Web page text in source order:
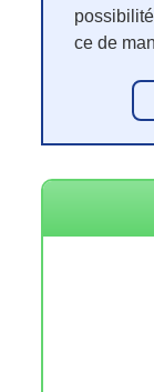
ce de